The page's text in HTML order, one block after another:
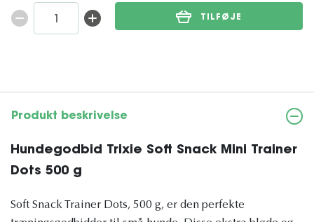
TILFØJE
Produkt beskrivelse
Hundegodbid Trixie Soft Snack Mini Trainer
Dots 500 g
Soft Snack Trainer Dots, 500 g, er den perfekte